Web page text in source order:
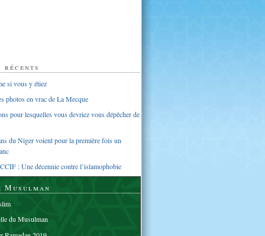
si vous y étiez
photos en vrac de La Mecque
pour lesquelles vous devriez vous dépêcher de
du Niger voient pour la première fois un
: Une décennie contre l’islamophobie
Musulman
du Musulman